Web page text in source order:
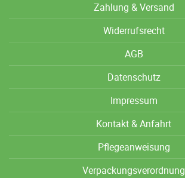
Zahlung & Versand
Widerrufsrecht
AGB
Datenschutz
Impressum
Kontakt & Anfahrt
Pflegeanweisung
Verpackungsverordnung